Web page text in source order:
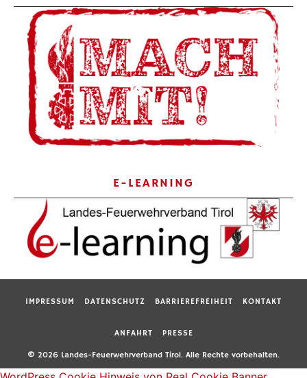
E-LEARNING
IMPRESSUM DATENSCHUTZ BARRIEREFREIHEIT KONTAKT
ANFAHRT PRESSE
© 2026 Landes-Feuerwehrverband Tirol. Alle Rechte vorbehalten.